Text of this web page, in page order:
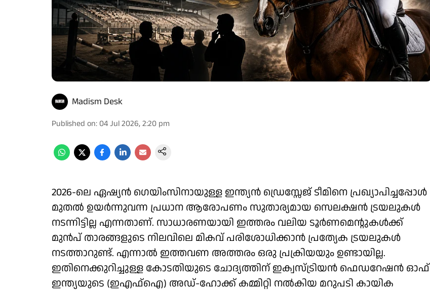
Madism Desk
Published on: 04 Jul 2026, 2:20 pm
2026-ലെ ഏഷ്യന്‍ ഗെയിംസിനായുള്ള ഇന്ത്യന്‍ ഡ്രെസ്സേജ് ടീമിനെ പ്രഖ്യാപിച്ചപ്പോള്‍
മുതല്‍ ഉയര്‍ന്നുവന്ന പ്രധാന ആരോപണം സുതാര്യമായ സെലക്ഷന്‍ ട്രയലുകള്‍
നടന്നിട്ടില്ല എന്നതാണ്. സാധാരണയായി ഇത്തരം വലിയ ടൂര്‍ണമെന്റുകള്‍ക്ക്
മുൻപ് താരങ്ങളുടെ നിലവിലെ മികവ് പരിശോധിക്കാന്‍ പ്രത്യേക ട്രയലുകള്‍
നടത്താറുണ്ട്. എന്നാല്‍ ഇത്തവണ അത്തരം ഒരു പ്രക്രിയയും ഉണ്ടായില്ല.
ഇതിനെക്കുറിച്ചുള്ള കോടതിയുടെ ചോദ്യത്തിന് ഇക്വസ്ട്രിയന്‍ ഫെഡറേഷന്‍ ഓഫ്
ഇന്ത്യയുടെ (ഇഎഫ്‌ഐ) അഡ്-ഹോക്ക് കമ്മിറ്റി നല്‍കിയ മറുപടി കായിക